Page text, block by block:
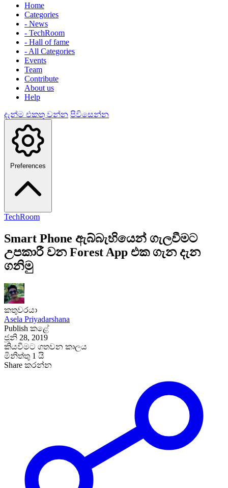
Home
Categories
- News
- TechRoom
- Hall of fame
- All Categories
Events
Team
Contribute
About us
Help
දැන්ම එකතු වන්න පිවිසෙන්න
Preferences
TechRoom
Smart Phone ඇබ්බැහියෙන් ගැලවීමට
උපකාරී වන Forest App එක ගැන දැන
ගනිමු
කතුවරයා
Asela Priyadarshana
Publish කළේ
ජූනි 28, 2019
කියවීමට ගතවන කාලය
මිනිත්තු 1 යි
Share කරන්න